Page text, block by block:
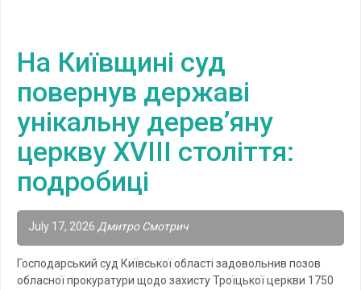
На Київщині суд
повернув державі
унікальну дерев’яну
церкву XVIII століття:
подробиці
July 17, 2026 Дмитро Смотрич
Господарський суд Київської області задовольнив позов
обласної прокуратури щодо захисту Троїцької церкви 1750